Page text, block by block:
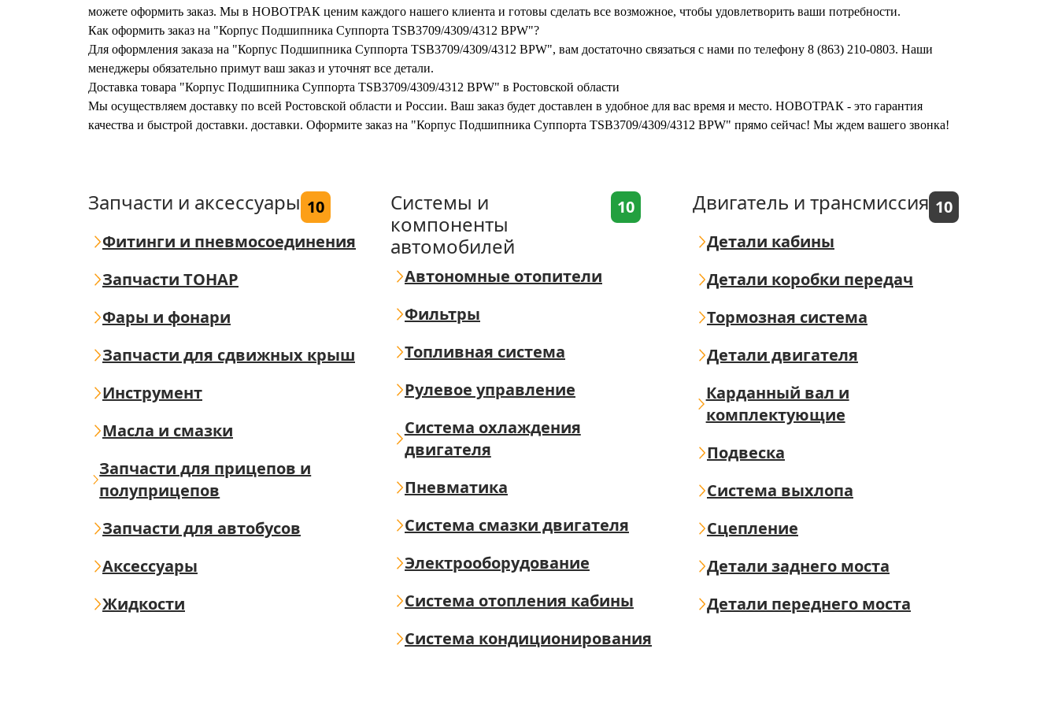
можете оформить заказ. Мы в НОВОТРАК ценим каждого нашего клиента и готовы сделать все возможное, чтобы удовлетворить ваши потребности.
Как оформить заказ на "Корпус Подшипника Суппорта TSB3709/4309/4312 BPW"?
Для оформления заказа на "Корпус Подшипника Суппорта TSB3709/4309/4312 BPW", вам достаточно связаться с нами по телефону 8 (863) 210-0803. Наши
менеджеры обязательно примут ваш заказ и уточнят все детали.
Доставка товара "Корпус Подшипника Суппорта TSB3709/4309/4312 BPW" в Ростовской области
Мы осуществляем доставку по всей Ростовской области и России. Ваш заказ будет доставлен в удобное для вас время и место. НОВОТРАК - это гарантия
качества и быстрой доставки. доставки. Оформите заказ на "Корпус Подшипника Суппорта TSB3709/4309/4312 BPW" прямо сейчас! Мы ждем вашего звонка!
Запчасти и аксессуары 10
Фитинги и пневмосоединения
Запчасти ТОНАР
Фары и фонари
Запчасти для сдвижных крыш
Инструмент
Масла и смазки
Запчасти для прицепов и
полуприцепов
Запчасти для автобусов
Аксессуары
Жидкости
Системы и
компоненты
автомобилей
10
Автономные отопители
Фильтры
Топливная система
Рулевое управление
Система охлаждения
двигателя
Пневматика
Система смазки двигателя
Электрооборудование
Система отопления кабины
Система кондиционирования
Двигатель и трансмиссия 10
Детали кабины
Детали коробки передач
Тормозная система
Детали двигателя
Карданный вал и
комплектующие
Подвеска
Система выхлопа
Сцепление
Детали заднего моста
Детали переднего моста